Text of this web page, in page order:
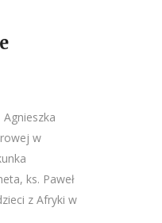
w
ks. Paweł
z Afryki w